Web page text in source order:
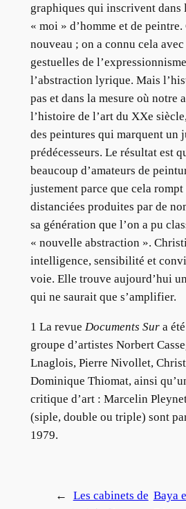
graphiques qui inscrivent dans
« moi » d’homme et de peintre.
nouveau ; on a connu cela
gestuelles de
l’abstraction lyrique. Mais
pas et dans la mesure où notre
l’histoire de l’art du XXe
des peintures qui marquent un
prédécesseurs. Le résultat est
beaucoup d’amateurs de
justement parce que cela
distanciées produites par de
sa génération que l’on a pu
« nouvelle abstraction ».
intelligence, sensibilité et
voie. Elle trouve aujourd’hui
qui ne saurait que s’amplifier.
1 La revue Documents Sura
groupe d’artistes Norbert
Lnaglois, Pierre Nivollet,
Dominique Thiomat, ainsi
critique d’art : Marcelin
(siple, double ou triple) sont
1979.
←
Les cabinets de Baya